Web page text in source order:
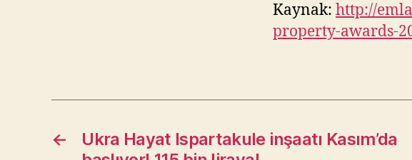
Kaynak: http://
property-awards-
←
Ukra Hayat Ispartakule inşaatı Kasım’da